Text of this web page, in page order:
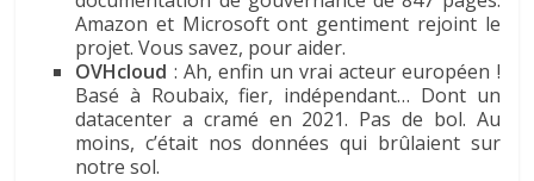
Amazon et Microsoft ont gentiment rejoint le
projet. Vous savez, pour aider.
OVHcloud : Ah, enfin un vrai acteur européen !
Basé à Roubaix, fier, indépendant… Dont un
datacenter a cramé en 2021. Pas de bol. Au
moins, c’était nos données qui brûlaient sur
notre sol.